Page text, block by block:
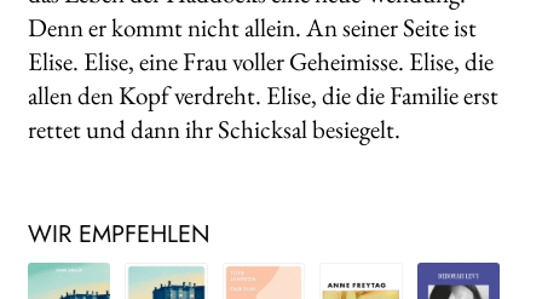
Denn er kommt nicht allein. An seiner Seite ist
Elise. Elise, eine Frau voller Geheimisse. Elise, die
allen den Kopf verdreht. Elise, die die Familie erst
rettet und dann ihr Schicksal besiegelt.
WIR EMPFEHLEN